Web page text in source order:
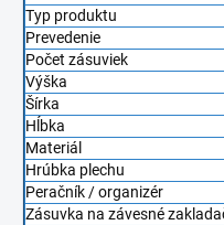
Typ produktu
Prevedenie
Počet zásuviek
Výška
Šírka
Hĺbka
Materiál
Hrúbka plechu
Peračník / organizér
Zásuvka na závesné